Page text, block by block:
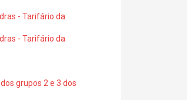
- Tarifário da
- Tarifário da
grupos 2 e 3 dos